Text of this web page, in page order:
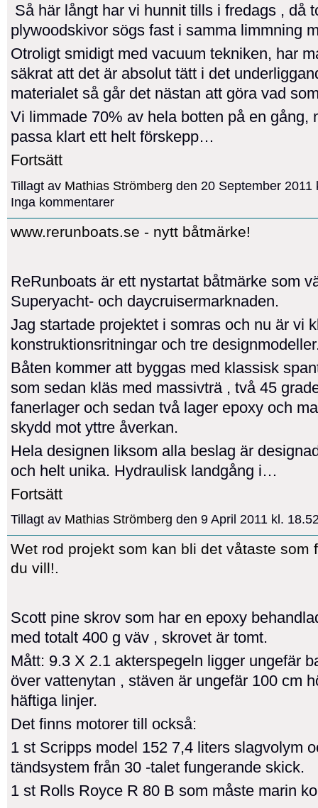
Så här långt har vi hunnit tills i fredags , då
plywoodskivor sögs fast i samma limmning
Otroligt smidigt med vacuum tekniken, har
säkrat att det är absolut tätt i det
materialet så går det nästan att göra vad
Vi limmade 70% av hela botten på en gång,
passa klart ett helt förskepp…
Fortsätt
Tillagt av Mathias Strömberg den 20 September
Inga kommentarer
www.rerunboats.se - nytt båtmärke!
ReRunboats är ett nystartat båtmärke som
Superyacht- och daycruisermarknaden.
Jag startade projektet i somras och nu är vi
konstruktionsritningar och tre
Båten kommer att byggas med klassisk
som sedan kläs med massivträ , två 45
fanerlager och sedan två lager epoxy och
skydd mot yttre åverkan.
Hela designen liksom alla beslag är
och helt unika. Hydraulisk landgång i…
Fortsätt
Tillagt av Mathias Strömberg den 9 April 2011 kl.
Wet rod projekt som kan bli det våtaste som
du vill!.
Scott pine skrov som har en epoxy
med totalt 400 g väv , skrovet är tomt.
Mått: 9.3 X 2.1 akterspegeln ligger ungefär
över vattenytan , stäven är ungefär 100 cm
häftiga linjer.
Det finns motorer till också:
1 st Scripps model 152 7,4 liters slagvolym
tändsystem från 30 -talet fungerande skick.
1 st Rolls Royce R 80 B som måste marin